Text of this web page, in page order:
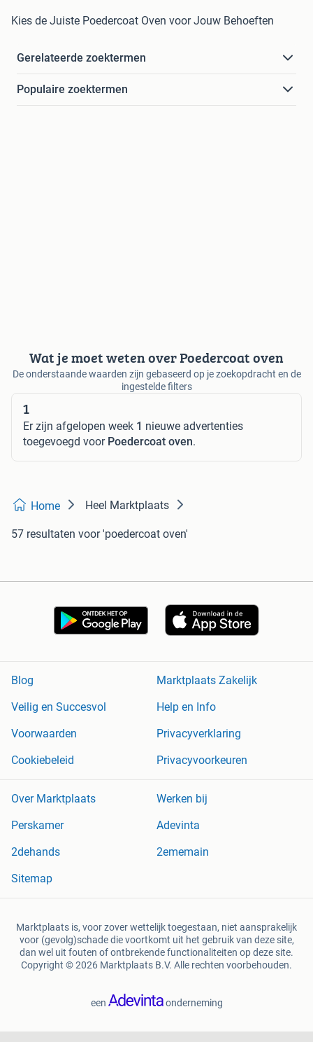
Kies de Juiste Poedercoat Oven voor Jouw Behoeften
Gerelateerde zoektermen
Populaire zoektermen
Wat je moet weten over Poedercoat oven
De onderstaande waarden zijn gebaseerd op je zoekopdracht en de
ingestelde filters
1
Er zijn afgelopen week 1 nieuwe advertenties
toegevoegd voor Poedercoat oven.
Home Heel Marktplaats
57 resultaten voor 'poedercoat oven'
Blog
Marktplaats Zakelijk
Veilig en Succesvol
Help en Info
Voorwaarden
Privacyverklaring
Cookiebeleid
Privacyvoorkeuren
Over Marktplaats
Werken bij
Perskamer
Adevinta
2dehands
2ememain
Sitemap
Marktplaats is, voor zover wettelijk toegestaan, niet aansprakelijk
voor (gevolg)schade die voortkomt uit het gebruik van deze site,
dan wel uit fouten of ontbrekende functionaliteiten op deze site.
Copyright © 2026 Marktplaats B.V. Alle rechten voorbehouden.
een onderneming